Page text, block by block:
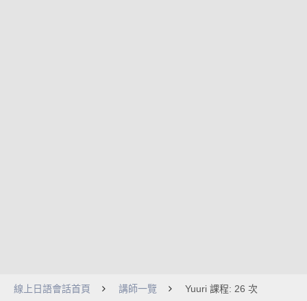
線上日語會話首頁 講師一覽 Yuuri 課程: 26 次